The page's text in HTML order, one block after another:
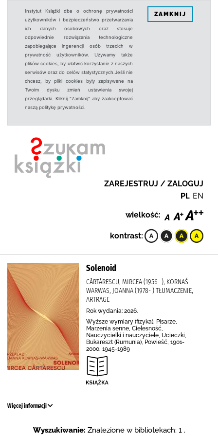
Instytut Książki dba o ochronę prywatności
użytkowników i bezpieczeństwo przetwarzania
ich danych osobowych oraz stosuje
odpowiednie rozwiązania technologiczne
zapobiegające ingerencji osób trzecich w
prywatność użytkowników. Używamy także
plików cookies, by ułatwić korzystanie z naszych
serwisów oraz do celów statystycznych.Jeśli nie
chcesz, by pliki cookies były zapisywane na
Twoim dysku zmień ustawienia swojej
przeglądarki. Kliknij "Zamknij" aby zaakceptować
naszą politykę prywatności.
ZAMKNIJ
ZAREJESTRUJ / ZALOGUJ
PL EN
wielkość:
kontrast:
Solenoid
CĂRTĂRESCU, MIRCEA (1956- ), KORNAŚ-
WARWAS, JOANNA (1978- ) TŁUMACZENIE,
ARTRAGE
Rok wydania: 2026.
Wyższe wymiary (fizyka), Pisarze,
Marzenia senne, Cielesność,
Nauczycielki i nauczyciele, Ucieczki,
Bukareszt (Rumunia), Powieść, 1901-
2000, 1945-1989
Więcej informacji
Wyszukiwanie: Znalezione w bibliotekach: 1 .